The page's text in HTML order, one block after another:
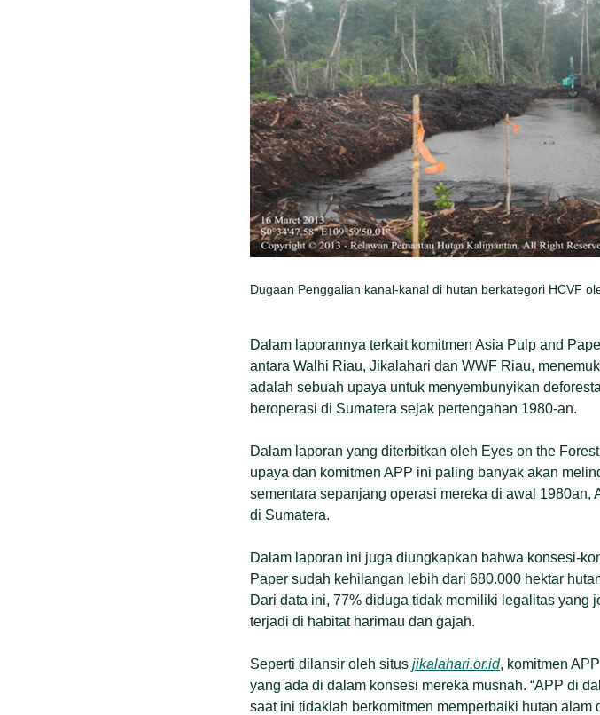
Dugaan Penggalian kanal-kanal di hutan berkategori HCVF
Dalam laporannya terkait komitmen Asia Pulp and
antara Walhi Riau, Jikalahari dan WWF Riau,
adalah sebuah upaya untuk menyembunyikan
beroperasi di Sumatera sejak pertengahan 1980-an.
Dalam laporan yang diterbitkan oleh Eyes on the
upaya dan komitmen APP ini paling banyak akan
sementara sepanjang operasi mereka di awal
di Sumatera.
Dalam laporan ini juga diungkapkan bahwa konsesi-
Paper sudah kehilangan lebih dari 680.000 hektar
Dari data ini, 77% diduga tidak memiliki legalitas yang
terjadi di habitat harimau dan gajah.
Seperti dilansir oleh situs jikalahari.or.id, komitmen
yang ada di dalam konsesi mereka musnah. “APP di
saat ini tidaklah berkomitmen memperbaiki hutan